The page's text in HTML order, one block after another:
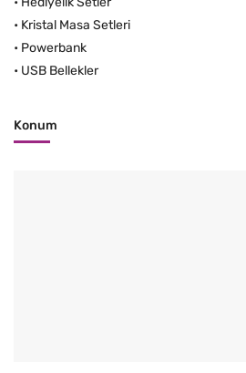
• Kristal Masa Setleri
• Powerbank
• USB Bellekler
Konum